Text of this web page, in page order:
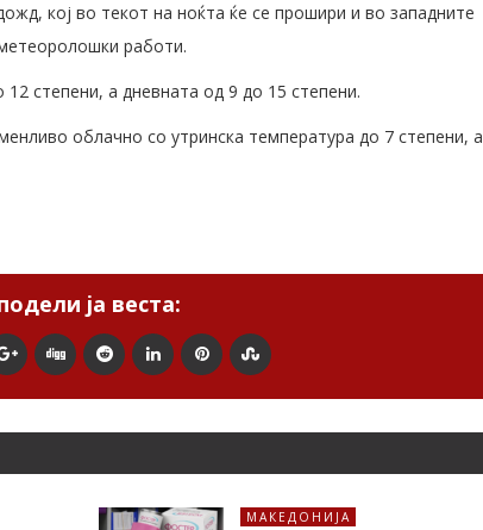
кој во текот на ноќта ќе се прошири и во западните
работи.
степени, а дневната од 9 до 15 степени.
облачно со утринска температура до 7 степени, а
ја веста:
МАКЕДОНИЈА